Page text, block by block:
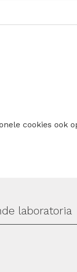
cookies ook
laboratoria